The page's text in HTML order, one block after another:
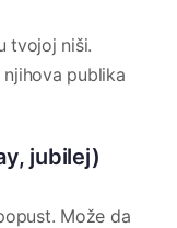
tvojoj niši.
publika
jubilej)
Može da